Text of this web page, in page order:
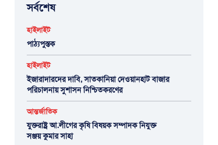
সর্বশেষ
হাইলাইট
পাঠ্যপুস্তক
হাইলাইট
ইজারাদারদের দাবি, সাতকানিয়া দেওয়ানহাট বাজার
পরিচালনায় সুশাসন নিশ্চিতকরণের
আন্তর্জাতিক
যুক্তরাষ্ট্র আ.লীগের কৃষি বিষয়ক সম্পাদক নিযুক্ত
সঞ্জয় কুমার সাহা